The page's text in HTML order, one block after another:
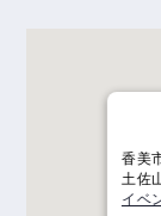
香美
土佐
イベ